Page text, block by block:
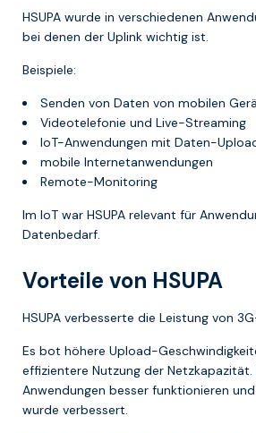
HSUPA wurde in verschiedenen
bei denen der Uplink wichtig ist.
Beispiele:
Senden von Daten von mobilen
Videotelefonie und Live-Streaming
IoT-Anwendungen mit Daten-
mobile Internetanwendungen
Remote-Monitoring
Im IoT war HSUPA relevant für
Datenbedarf.
Vorteile von HSUPA
HSUPA verbesserte die Leistung von
Es bot höhere Upload-
effizientere Nutzung der
Anwendungen besser funktionieren
wurde verbessert.